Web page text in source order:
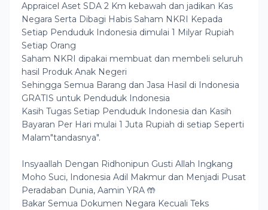
Appraicel Aset SDA 2 Km kebawah dan jadikan Kas
Negara Serta Dibagi Habis Saham NKRI Kepada
Setiap Penduduk Indonesia dimulai 1 Milyar Rupiah
Setiap Orang
Saham NKRI dipakai membuat dan membeli seluruh
hasil Produk Anak Negeri
Sehingga Semua Barang dan Jasa Hasil di Indonesia
GRATIS untuk Penduduk Indonesia
Kasih Tugas Setiap Penduduk Indonesia dan Kasih
Bayaran Per Hari mulai 1 Juta Rupiah di setiap Seperti
Malam"tandasnya".
Insyaallah Dengan Ridhonipun Gusti Allah Ingkang
Moho Suci, Indonesia Adil Makmur dan Menjadi Pusat
Peradaban Dunia, Aamin YRA 🤲
Bakar Semua Dokumen Negara Kecuali Teks